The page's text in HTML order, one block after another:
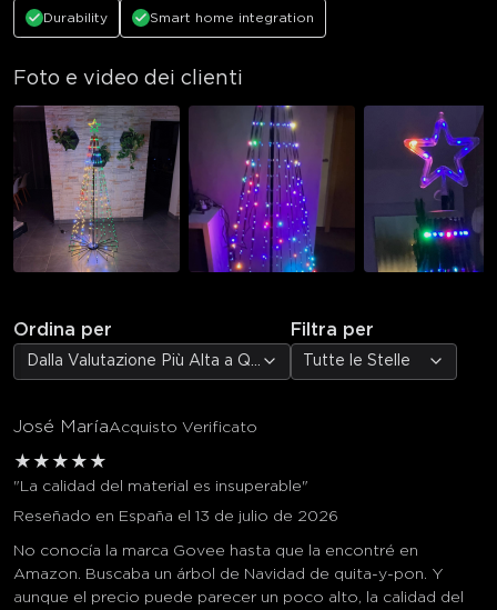
Durability Smart home integration
Foto e video dei clienti
Ordina per
Dalla Valutazione Più Alta a Quella Più Bassa
Filtra per
Tutte le Stelle
José MaríaAcquisto Verificato
★ ★ ★ ★ ★
"La calidad del material es insuperable"
Reseñado en España el 13 de julio de 2026
No conocía la marca Govee hasta que la encontré en
Amazon. Buscaba un árbol de Navidad de quita-y-pon. Y
aunque el precio puede parecer un poco alto, la calidad del